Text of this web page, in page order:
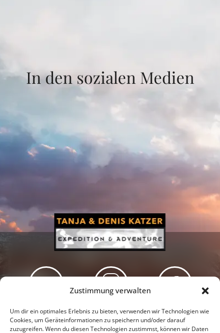
Zustimmung verwalten
Um dir ein optimales Erlebnis zu bieten, verwenden wir Technologien wie
Cookies, um Geräteinformationen zu speichern und/oder darauf
zuzugreifen. Wenn du diesen Technologien zustimmst, können wir Daten
In den sozialen Medien
Newsletter Podcast Facebook